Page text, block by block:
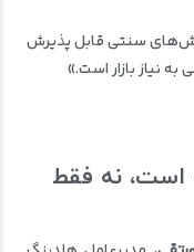
روش‌های سنتی قابل پذیرش
نیاز بازار است.»
است، نه فقط